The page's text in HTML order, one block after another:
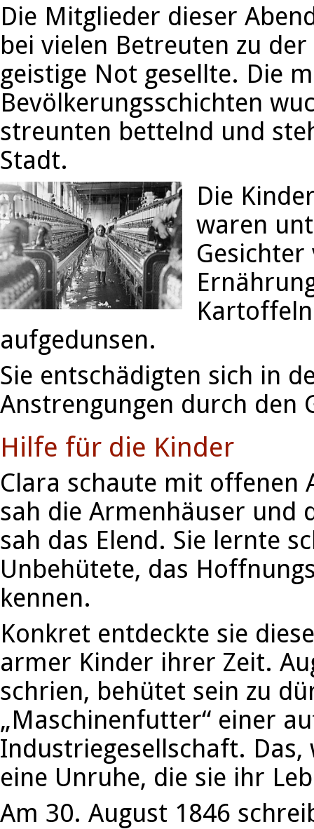
Die Mitglieder dieser
bei vielen Betreuten zu
geistige Not gesellte. Die
Bevölkerungsschichten
streunten bettelnd und
Stadt.
Die
waren
aufgedunsen.
Sie entschädigten sich in
Anstrengungen durch den
Hilfe für die Kinder
Clara schaute mit offenen
sah die Armenhäuser und
sah das Elend. Sie lernte
Unbehütete, das
kennen.
Konkret entdeckte sie
armer Kinder ihrer Zeit.
schrien, behütet sein zu
„Maschinenfutter“ einer
Industriegesellschaft.
eine Unruhe, die sie ihr
Am 30. August 1846